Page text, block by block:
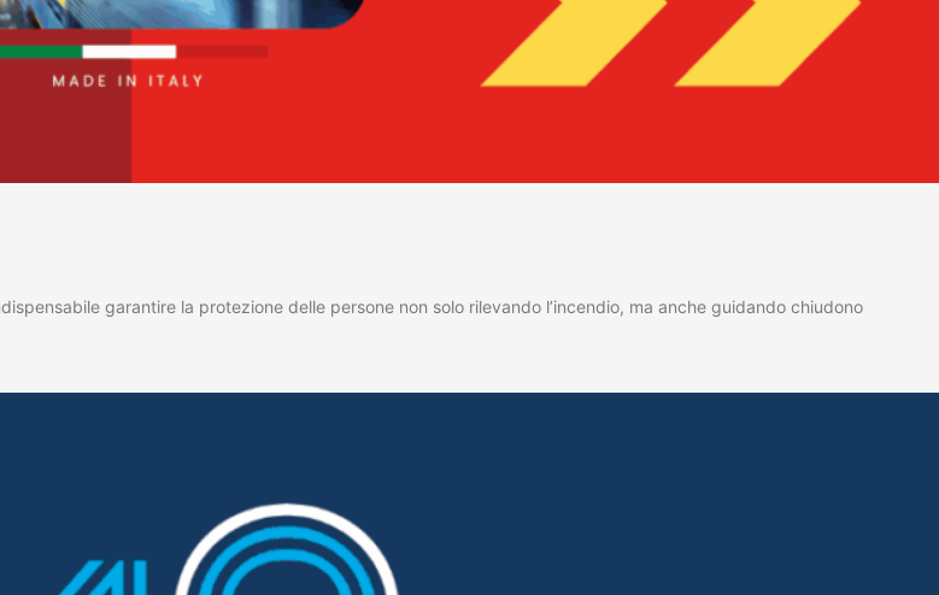
garantire la protezione delle persone non solo rilevando l’incendio, ma anche guidando chiudono